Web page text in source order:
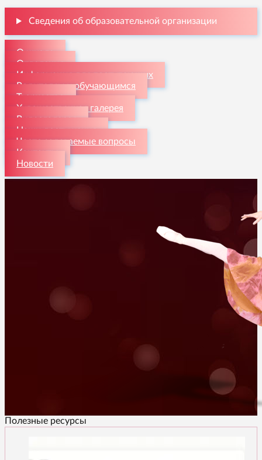
Сведения об образовательной организации
О школе
Отделения
Информация для поступающих
Родителям и обучающимся
Творчество
Художественная галерея
Видеогалерея
Наши достижения
Часто задаваемые вопросы
Контакты
Новости
Полезные ресурсы